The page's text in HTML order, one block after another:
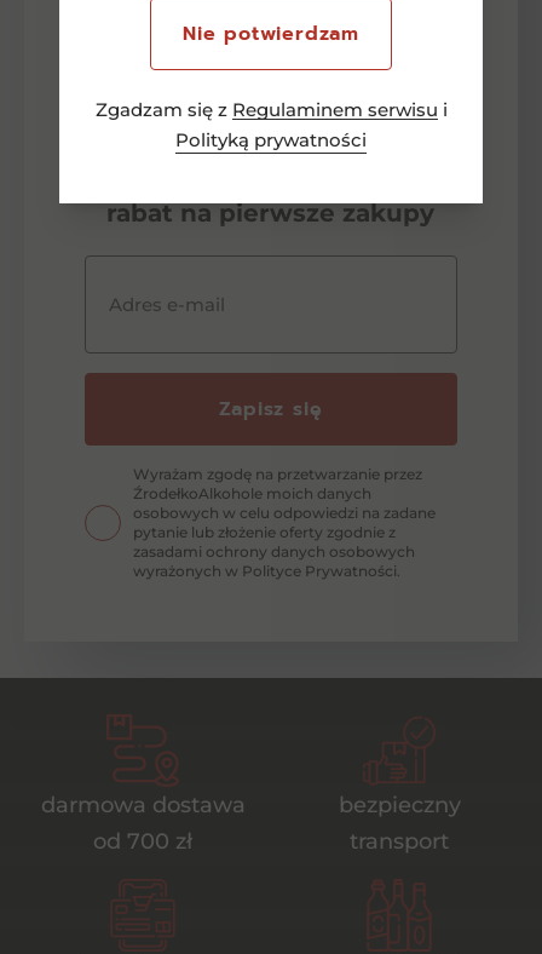
Nie potwierdzam
Zgadzam się z Regulaminem serwisu i
Polityką prywatności
Newsletter
-15 zł
rabat na pierwsze zakupy
Adres e-mail
Zapisz się
Wyrażam zgodę na przetwarzanie przez
ŹrodełkoAlkohole moich danych
osobowych w celu odpowiedzi na zadane
pytanie lub złożenie oferty zgodnie z
zasadami ochrony danych osobowych
wyrażonych w Polityce Prywatności.
darmowa dostawa
od 700 zł
bezpieczny
transport